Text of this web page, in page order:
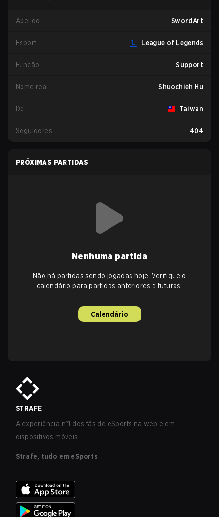
Apelido SwordArt
Esport League of Legends
Função Support
Nome real Shuochieh Hu
De Taiwan
Seguidores 404
PRÓXIMAS PARTIDAS
Nenhuma partida
Não há partidas sendo jogadas hoje. Verifique o
calendário para partidas anteriores e futuras.
Calendário
STRAFE
A experiência nº1 dos fãs de eSports na web e em
dispositivos móveis.
Strafe, tudo em eSports